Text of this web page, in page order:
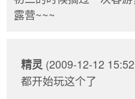
露营~~~
精灵 (2009-12-12
都开始玩这个了